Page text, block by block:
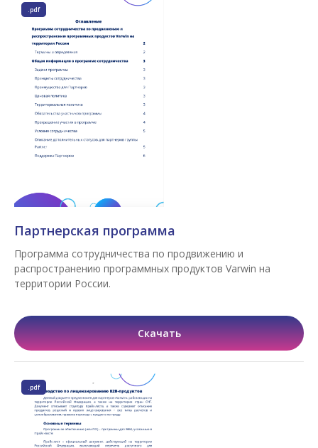
.pdf
Партнерская программа
Программа сотрудничества по продвижению и
распространению программных продуктов Varwin на
территории России.
Скачать
.pdf